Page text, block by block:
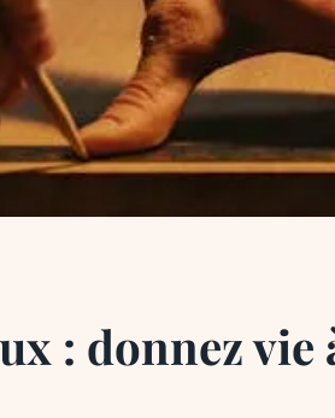
: donnez vie